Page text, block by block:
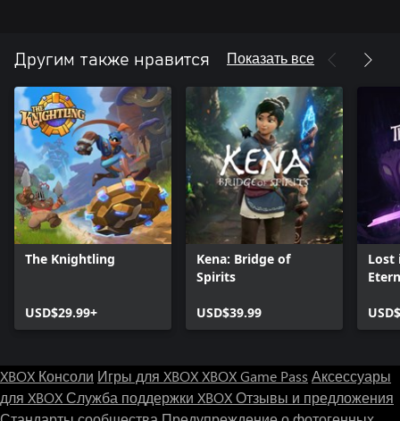
Ваша преданная летающая свинка не просто источник веселья!
и скрашивает ваше путешествие.
Другим также нравится Показать все
The Knightling
USD$29.99+
Kena: Bridge of
Spirits
USD$39.99
Lost
XBOX Консоли Игры для XBOXXBOX Game Pass Аксессуары
для XBOXСлужба поддержки XBOXОтзывы и предложения